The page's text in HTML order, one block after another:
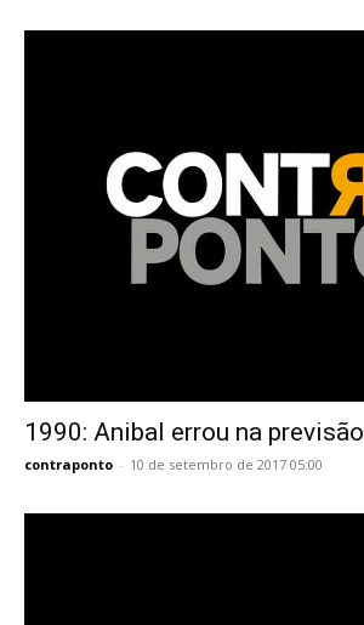
1990: Anibal errou na previsão
contraponto - 10 de setembro de 2017 05:00